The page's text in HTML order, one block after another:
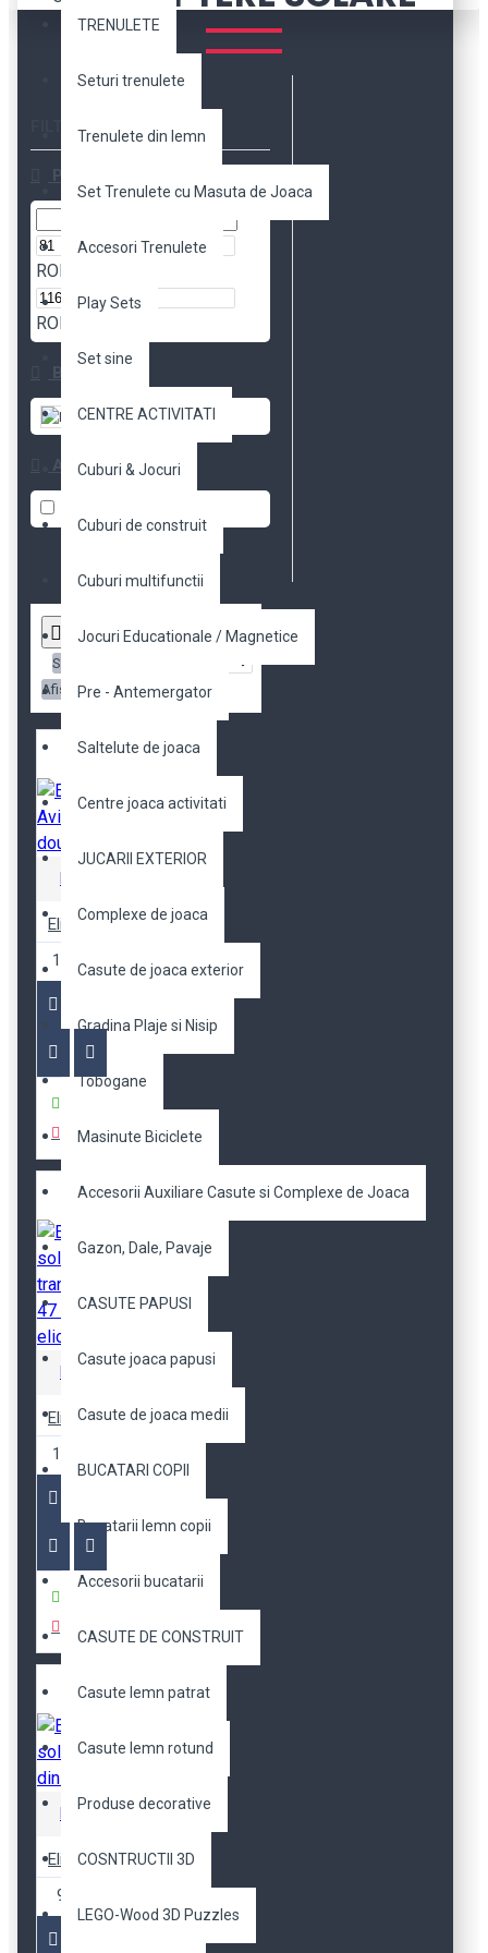
TRENULETE
Seturi trenulete
Trenulete din lemn
Set Trenulete cu Masuta de Joaca
Accesori Trenulete
Play Sets
Set sine
CENTRE ACTIVITATI
Cuburi & Jocuri
Cuburi de construit
Cuburi multifunctii
Jocuri Educationale / Magnetice
Pre - Antemergator
Saltelute de joaca
Centre joaca activitati
JUCARII EXTERIOR
Complexe de joaca
Casute de joaca exterior
Gradina Plaje si Nisip
Tobogane
Masinute Biciclete
Accesorii Auxiliare Casute si Complexe de Joaca
Gazon, Dale, Pavaje
CASUTE PAPUSI
Casute joaca papusi
Casute de joaca medii
BUCATARI COPII
Bucatarii lemn copii
Accesorii bucatarii
CASUTE DE CONSTRUIT
Casute lemn patrat
Casute lemn rotund
Produse decorative
COSNTRUCTII 3D
LEGO-Wood 3D Puzzles
FILTER Clear
Price
RON
RON
Brands
Robotime
Availability
Sortare
Afisare
Elicopter / Avion solar cu doua elice
129,13 RON
Elicopter solar de transport CH 47 cu doua elice
139,30 RON
Robotime
Elicopter solar Avatar din lemn
98,63 RON